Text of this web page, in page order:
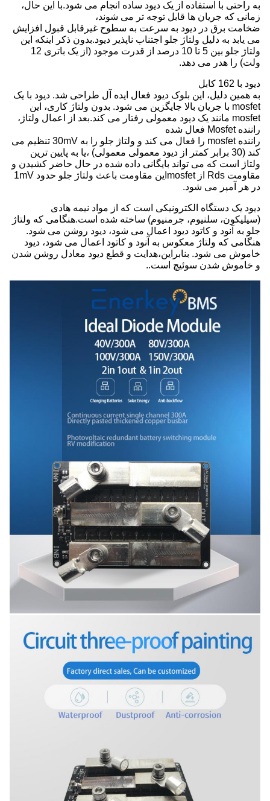
به راحتی با استفاده از یک دیود ساده انجام می شود.با این حال،
زمانی که جریان ها قابل توجه تر می شوند،
ضخامت برق در دیود به سرعت به سطوح غیرقابل قبول افزایش
می یابد به دلیل ولتاژ جلو اجتناب ناپذیر دیود.بدون ذکر اینکه این
ولتاژ جلو بین 5 تا 10 درصد از قدرت موجود (از یک باتری 12
ولت) را هدر می دهد.
دیود با 162 کابل
به همین دلیل، این بلوک دیود فعال ایده آل طراحی شد. دیود با یک
mosfet با جریان بالا جایگزین می شود. بدون ولتاژ کاری، این
mosfet مانند یک دیود معمولی رفتار می کند.بعد از اعمال ولتاژ،
راننده Mosfet فعال شده
راننده mosfet را فعال می کند و ولتاژ جلو را به 30mV تنظیم می
کند (30 برابر کمتر از دیود معمولی معمولی) ،یا به پایین ترین
ولتاژ است که می تواند بایگانی داده شده در حال حاضر کشیدن و
مقاومت Rds از mosfetاین مقاومت باعث ولتاژ جلو حدود 1mV
در هر آمپر می شود.
دیود یک دستگاه الکترونیکی است که از مواد نیمه هادی
(سیلیکون، سلنیوم، جرمنیوم) ساخته شده است.هنگامی که ولتاژ
جلو به آنود و کاتود دیود اعمال می شود، دیود روشن می شود.
هنگامی که ولتاژ معکوس به آنود و کاتود اعمال می شود، دیود
خاموش می شود. بنابراین،هدایت و قطع دیود معادل روشن شدن
و خاموش شدن سوئیچ است..